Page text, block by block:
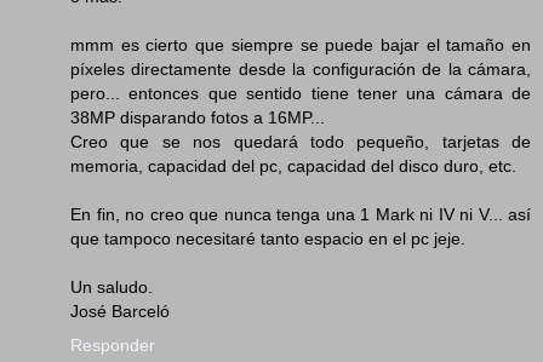
mmm es cierto que siempre se puede bajar el tamaño en
píxeles directamente desde la configuración de la cámara,
pero... entonces que sentido tiene tener una cámara de
38MP disparando fotos a 16MP...
Creo que se nos quedará todo pequeño, tarjetas de
memoria, capacidad del pc, capacidad del disco duro, etc.
En fin, no creo que nunca tenga una 1 Mark ni IV ni V... así
que tampoco necesitaré tanto espacio en el pc jeje.
Un saludo.
José Barceló
Responder